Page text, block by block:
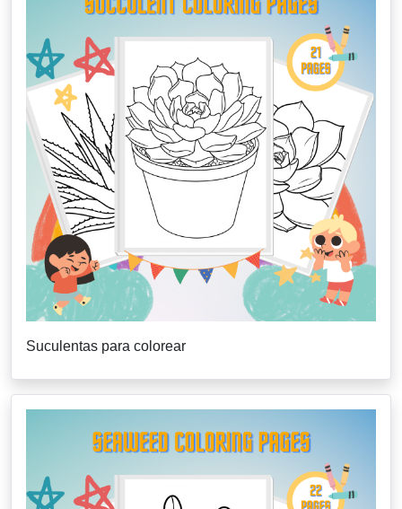
Suculentas para colorear